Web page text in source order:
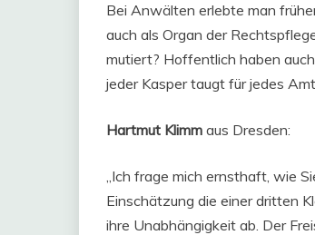
Bei Anwälten erlebte man
auch als Organ der
mutiert? Hoffentlich haben
jeder Kasper taugt für jedes
Hartmut Klimm aus Dresden:
„Ich frage mich ernsthaft, wie
Einschätzung die einer dritten
ihre Unabhängigkeit ab. Der